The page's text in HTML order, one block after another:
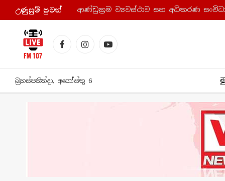
උණුසුම් පුව​ත්
FacebookInstagramYouTube
බ්‍රහස්පතින්දා, අගෝස්තු 6